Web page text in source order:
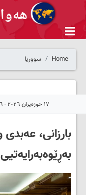
Home سووریا
١٧ حوزەیران ٢٠٢٦ - ١٢:٠٦
بارزانی،